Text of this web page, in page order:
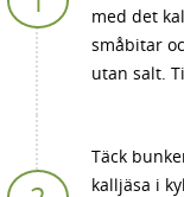
med det
småbitar
utan salt.
Täck
kalljäsa i